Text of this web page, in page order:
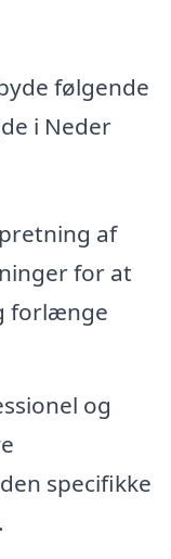
følgende
i Neder
af
for at
forlænge
og
specifikke